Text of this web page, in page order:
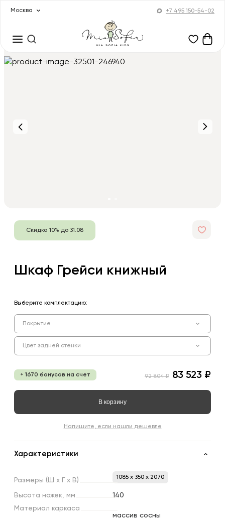
Москва +7 495 150-54-02
Скидка 10% до 31.08
Шкаф Грейси книжный
Выберите комплектацию:
Покрытие
Цвет задней стенки
+ 1670 бонусов на счет 92 804 ₽ 83 523 ₽
В корзину
Напишите, если нашли дешевле
Характеристики
Размеры (Ш х х В) 1085 x 350 x 2070
Высота ножек, мм
140
Материал каркаса
массив сосны